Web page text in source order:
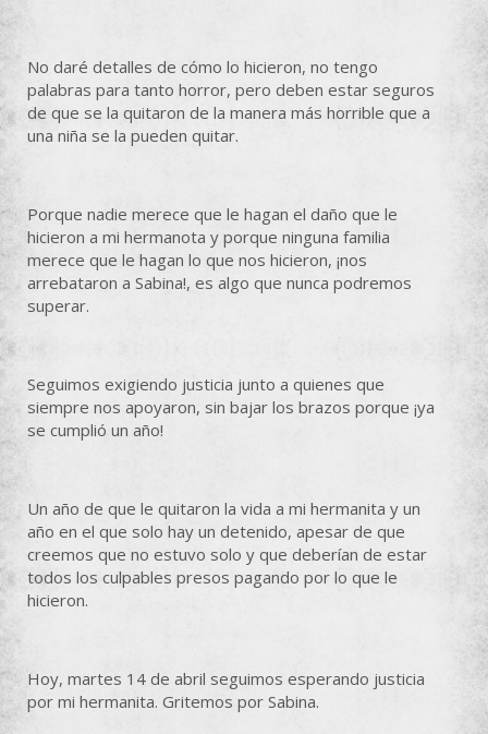
No daré detalles de cómo lo hicieron, no tengo
palabras para tanto horror, pero deben estar seguros
de que se la quitaron de la manera más horrible que a
una niña se la pueden quitar.
Porque nadie merece que le hagan el daño que le
hicieron a mi hermanota y porque ninguna familia
merece que le hagan lo que nos hicieron, ¡nos
arrebataron a Sabina!, es algo que nunca podremos
superar.
Seguimos exigiendo justicia junto a quienes que
siempre nos apoyaron, sin bajar los brazos porque ¡ya
se cumplió un año!
Un año de que le quitaron la vida a mi hermanita y un
año en el que solo hay un detenido, apesar de que
creemos que no estuvo solo y que deberían de estar
todos los culpables presos pagando por lo que le
hicieron.
Hoy, martes 14 de abril seguimos esperando justicia
por mi hermanita. Gritemos por Sabina.